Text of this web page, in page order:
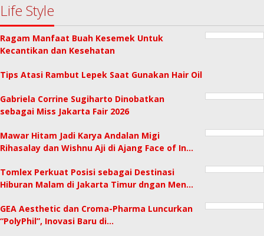
Life Style
Ragam Manfaat Buah Kesemek Untuk
Kecantikan dan Kesehatan
Tips Atasi Rambut Lepek Saat Gunakan Hair Oil
Gabriela Corrine Sugiharto Dinobatkan
sebagai Miss Jakarta Fair 2026
Mawar Hitam Jadi Karya Andalan Migi
Rihasalay dan Wishnu Aji di Ajang Face of In…
Tomlex Perkuat Posisi sebagai Destinasi
Hiburan Malam di Jakarta Timur dngan Men…
GEA Aesthetic dan Croma-Pharma Luncurkan
“PolyPhil”, Inovasi Baru di…